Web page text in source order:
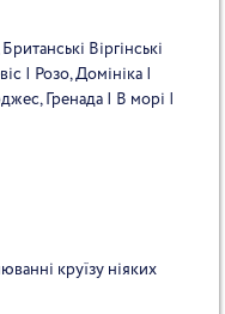
Віргінські
| Розо, Домініка |
Гренада | В морі |
круїзу ніяких